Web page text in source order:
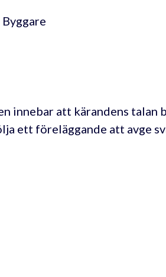
innebar att kärandens talan
ett föreläggande att avge